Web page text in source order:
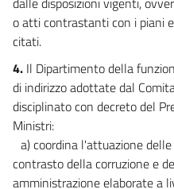
o atti contrastanti con i piani
citati.
4. Il Dipartimento della
di indirizzo adottate dal
disciplinato con decreto del
Ministri:
a) coordina l'attuazione
contrasto della corruzione e
amministrazione elaborate a